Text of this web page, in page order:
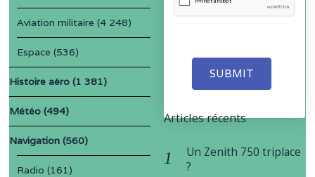
SUBMIT
Aviation militaire (4 248)
Espace (536)
Histoire aéro (1 381)
Météo (494)
Navigation (560)
Radio (161)
Articles récents
Un Zenith 750 triplace
?